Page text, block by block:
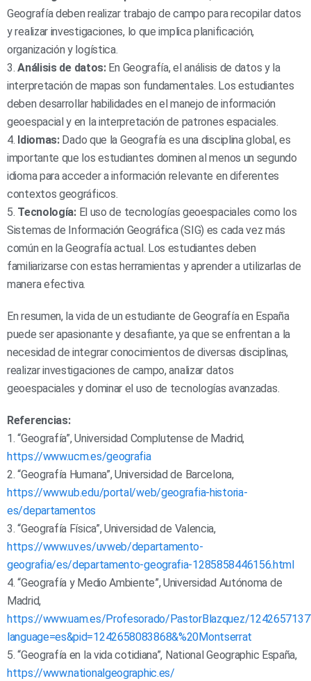
Geografía deben realizar trabajo de campo para recopilar datos
y realizar investigaciones, lo que implica planificación,
organización y logística.
3.Análisis de datos:En Geografía, el análisis de datos y la
interpretación de mapas son fundamentales. Los estudiantes
deben desarrollar habilidades en el manejo de información
geoespacial y en la interpretación de patrones espaciales.
4. Idiomas:Dado que la Geografía es una disciplina global, es
importante que los estudiantes dominen al menos un segundo
idioma para acceder a información relevante en diferentes
contextos geográficos.
5. Tecnología:El uso de tecnologías geoespaciales como los
Sistemas de Información Geográfica (SIG) es cada vez más
común en la Geografía actual. Los estudiantes deben
familiarizarse con estas herramientas y aprender a utilizarlas de
manera efectiva.
En resumen, la vida de un estudiante de Geografía en España
puede ser apasionante y desafiante, ya que se enfrentan a la
necesidad de integrar conocimientos de diversas disciplinas,
realizar investigaciones de campo, analizar datos
geoespaciales y dominar el uso de tecnologías avanzadas.
Referencias:
1. “Geografía”, Universidad Complutense de Madrid,
https://www.ucm.es/geografia
2. “Geografía Humana”, Universidad de Barcelona,
https://www.ub.edu/portal/web/geografia-historia-
es/departamentos
3. “Geografía Física”, Universidad de Valencia,
https://www.uv.es/uvweb/departamento-
geografia/es/departamento-geografia-1285858446156.html
4. “Geografía y Medio Ambiente”, Universidad Autónoma de
Madrid,
https://www.uam.es/Profesorado/PastorBlazquez/
language=es&pid=1242658083868&%20Montserrat
5. “Geografía en la vida cotidiana”, National Geographic España,
https://www.nationalgeographic.es/